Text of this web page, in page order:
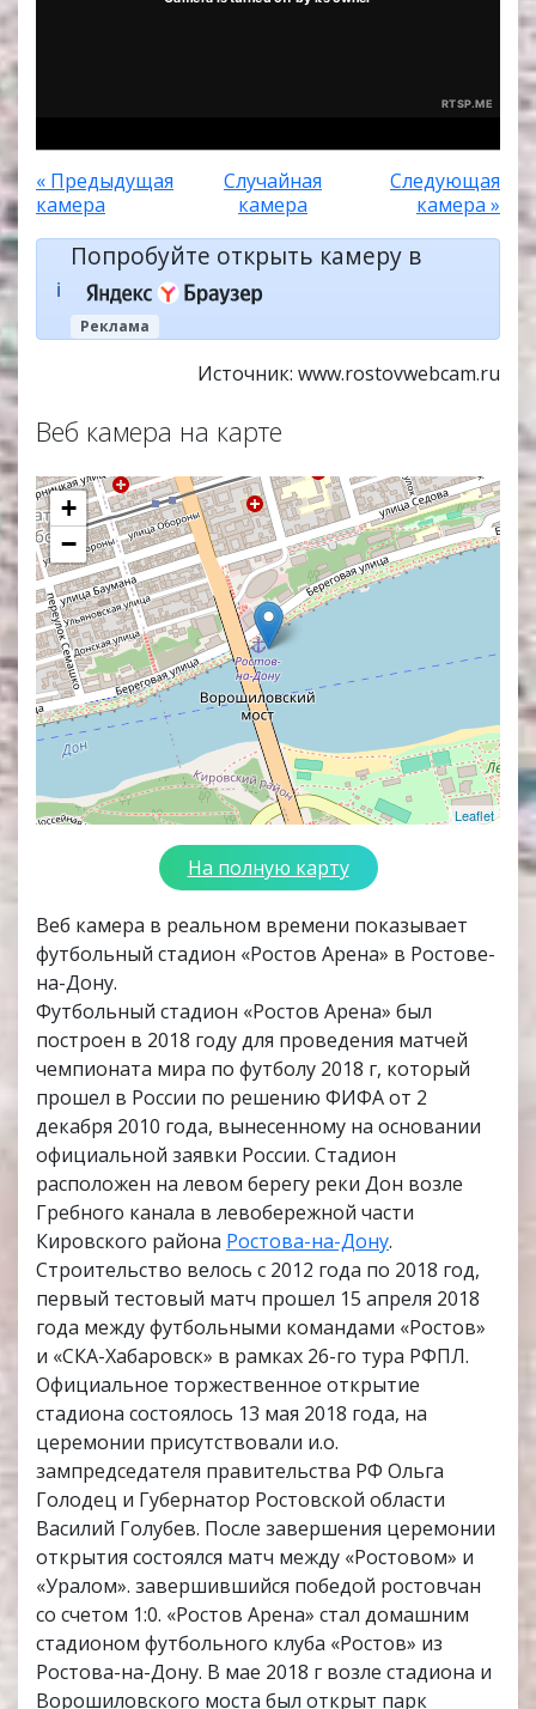
« Предыдущая
камера
Случайная
камера
Следующая
камера »
ℹ️
Попробуйте открыть камеру в
Реклама
Источник: www.rostovwebcam.ru
Веб камера на карте
+
−
Leaflet
На полную карту
Веб камера в реальном времени показывает
футбольный стадион «Ростов Арена» в Ростове-
на-Дону.
Футбольный стадион «Ростов Арена» был
построен в 2018 году для проведения матчей
чемпионата мира по футболу 2018 г, который
прошел в России по решению ФИФА от 2
декабря 2010 года, вынесенному на основании
официальной заявки России. Стадион
расположен на левом берегу реки Дон возле
Гребного канала в левобережной части
Кировского района Ростова-на-Дону.
Строительство велось с 2012 года по 2018 год,
первый тестовый матч прошел 15 апреля 2018
года между футбольными командами «Ростов»
и «СКА-Хабаровск» в рамках 26-го тура РФПЛ.
Официальное торжественное открытие
стадиона состоялось 13 мая 2018 года, на
церемонии присутствовали и.о.
зампредседателя правительства РФ Ольга
Голодец и Губернатор Ростовской области
Василий Голубев. После завершения церемонии
открытия состоялся матч между «Ростовом» и
«Уралом». завершившийся победой ростовчан
со счетом 1:0. «Ростов Арена» стал домашним
стадионом футбольного клуба «Ростов» из
Ростова-на-Дону. В мае 2018 г возле стадиона и
Ворошиловского моста был открыт парк